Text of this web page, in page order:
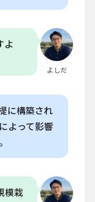
よしだ
よ
に構築され
よって影響
模栽